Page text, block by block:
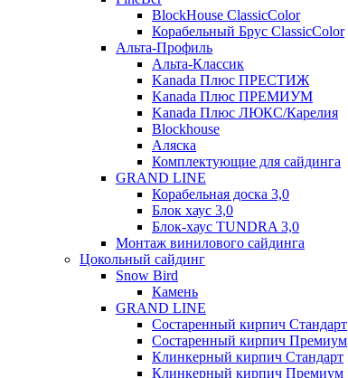
BlockHouse ClassicColor
Корабельный Брус ClassicColor
Альта-Профиль
Альта-Классик
Kanada Плюс ПРЕСТИЖ
Kanada Плюс ПРЕМИУМ
Kanada Плюс ЛЮКС/Карелия
Blockhouse
Аляска
Комплектующие для сайдинга
GRAND LINE
Корабельная доска 3,0
Блок хаус 3,0
Блок-хаус TUNDRA 3,0
Монтаж винилового сайдинга
Цокольный сайдинг
Snow Bird
Камень
GRAND LINE
Состаренный кирпич Стандарт
Состаренный кирпич Премиум
Клинкерный кирпич Стандарт
Клинкерный кирпич Премиум